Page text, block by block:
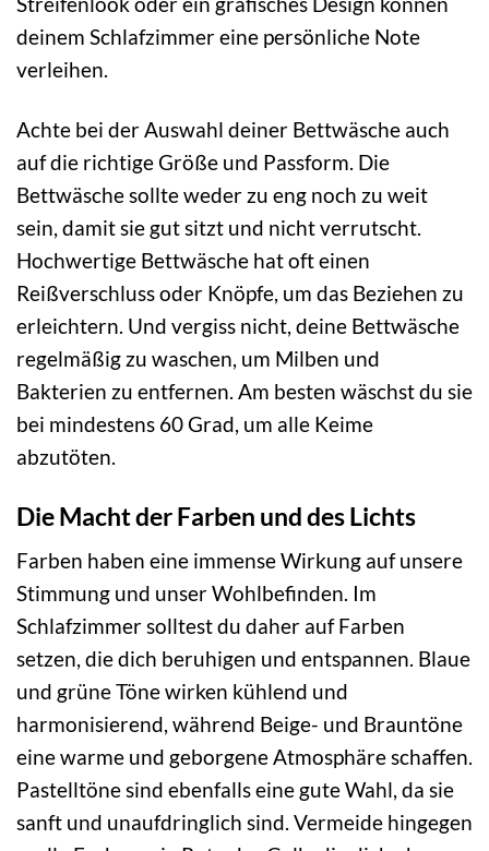
deinem Schlafzimmer eine persönliche Note
verleihen.
Achte bei der Auswahl deiner Bettwäsche auch
auf die richtige Größe und Passform. Die
Bettwäsche sollte weder zu eng noch zu weit
sein, damit sie gut sitzt und nicht verrutscht.
Hochwertige Bettwäsche hat oft einen
Reißverschluss oder Knöpfe, um das Beziehen zu
erleichtern. Und vergiss nicht, deine Bettwäsche
regelmäßig zu waschen, um Milben und
Bakterien zu entfernen. Am besten wäschst du sie
bei mindestens 60 Grad, um alle Keime
abzutöten.
Die Macht der Farben und des Lichts
Farben haben eine immense Wirkung auf unsere
Stimmung und unser Wohlbefinden. Im
Schlafzimmer solltest du daher auf Farben
setzen, die dich beruhigen und entspannen. Blaue
und grüne Töne wirken kühlend und
harmonisierend, während Beige- und Brauntöne
eine warme und geborgene Atmosphäre schaffen.
Pastelltöne sind ebenfalls eine gute Wahl, da sie
sanft und unaufdringlich sind. Vermeide hingegen